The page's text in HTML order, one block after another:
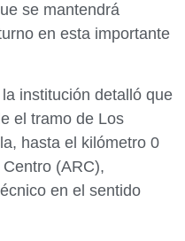
se mantendrá
en esta importante
institución detalló que
el tramo de Los
hasta el kilómetro 0
(ARC),
en el sentido